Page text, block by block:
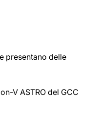
presentano delle
V ASTRO del GCC